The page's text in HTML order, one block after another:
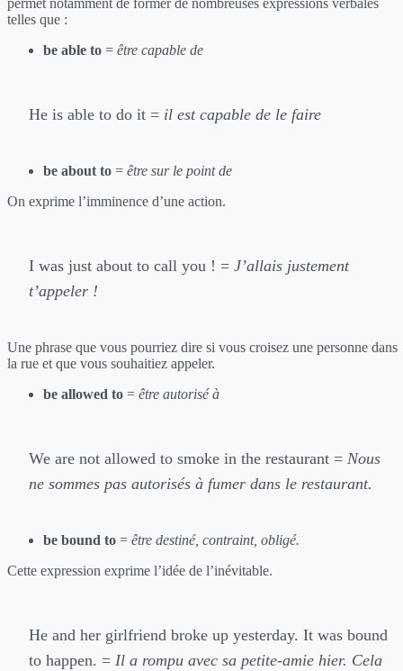
permet notamment de former de nombreuses expressions verbales
telles que :
be able to = être capable de
He is able to do it = il est capable de le faire
be about to = être sur le point de
On exprime l’imminence d’une action.
I was just about to call you ! = J’allais justement
t’appeler !
Une phrase que vous pourriez dire si vous croisez une personne dans
la rue et que vous souhaitiez appeler.
be allowed to = être autorisé à
We are not allowed to smoke in the restaurant = Nous
ne sommes pas autorisés à fumer dans le restaurant.
be bound to = être destiné, contraint, obligé.
Cette expression exprime l’idée de l’inévitable.
He and her girlfriend broke up yesterday. It was bound
to happen. = Il a rompu avec sa petite-amie hier. Cela